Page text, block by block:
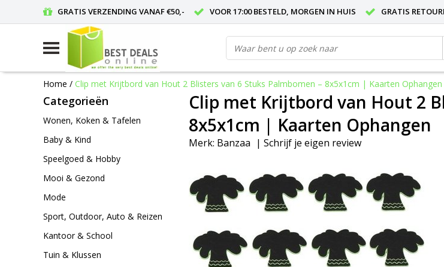
GRATIS VERZENDING VANAF €50,- VOOR 17:00 BESTELD, MORGEN IN HUIS GRATIS
Home / Clip met Krijtbord van Hout 2 Blisters van 6 Stuks Palmbomen – 8x5x1cm | Kaarten Ophangen
Categorieën
Wonen, Koken & Tafelen
Baby & Kind
Speelgoed & Hobby
Mooi & Gezond
Mode
Sport, Outdoor, Auto & Reizen
Kantoor & School
Tuin & Klussen
Clip met Krijtbord van Hout 2
8x5x1cm | Kaarten Ophangen
Merk: Banzaa | Schrijf je eigen review